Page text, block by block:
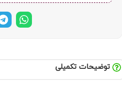
توضیحات تکمیلی